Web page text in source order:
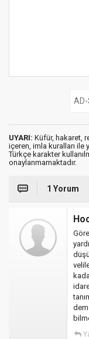
UYARI: Küfür, hakaret,
içeren, imla kuralları ile
Türkçe karakter
onaylanmamaktadır.
1 Yorum